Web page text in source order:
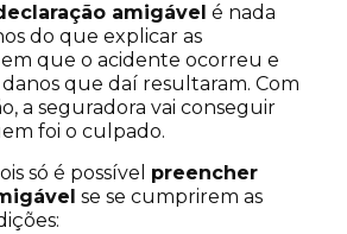
amigável é nada
do que explicar as
que o acidente ocorreu e
que daí resultaram. Com
a seguradora vai conseguir
foi o culpado.
só é possível preencher
se se cumprirem as